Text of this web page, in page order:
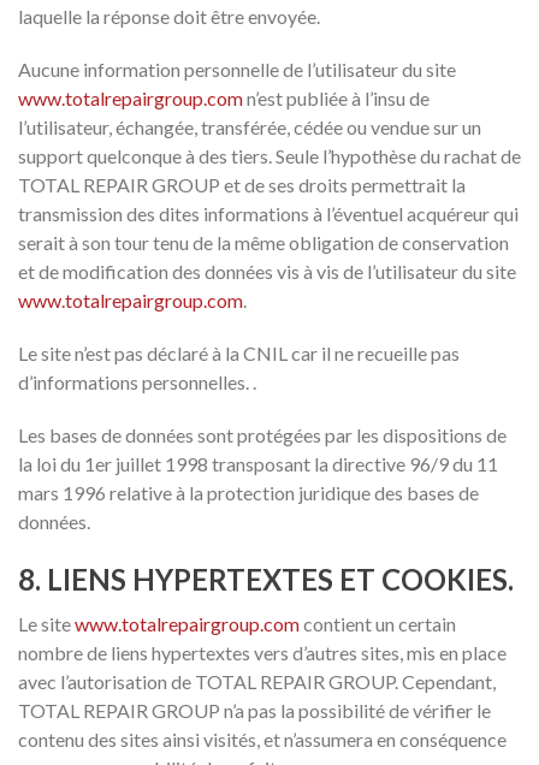
laquelle la réponse doit être envoyée.
Aucune information personnelle de l’utilisateur du site
www.totalrepairgroup.comn’est publiée à l’insu de
l’utilisateur, échangée, transférée, cédée ou vendue sur un
support quelconque à des tiers. Seule l’hypothèse du rachat de
TOTAL REPAIR GROUP et de ses droits permettrait la
transmission des dites informations à l’éventuel acquéreur qui
serait à son tour tenu de la même obligation de conservation
et de modification des données vis à vis de l’utilisateur du site
www.totalrepairgroup.com.
Le site n’est pas déclaré à la CNIL car il ne recueille pas
d’informations personnelles. .
Les bases de données sont protégées par les dispositions de
la loi du 1er juillet 1998 transposant la directive 96/9 du 11
mars 1996 relative à la protection juridique des bases de
données.
8. LIENS HYPERTEXTES ET COOKIES.
Le sitewww.totalrepairgroup.comcontient un certain
nombre de liens hypertextes vers d’autres sites, mis en place
avec l’autorisation de TOTAL REPAIR GROUP. Cependant,
TOTAL REPAIR GROUP n’a pas la possibilité de vérifier le
contenu des sites ainsi visités, et n’assumera en conséquence